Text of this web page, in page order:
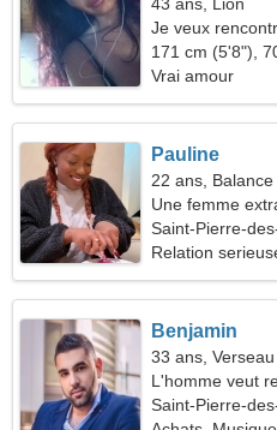
Je veux
171 cm (5'8"),
Vrai amour
Pauline
22 ans, Balance
Une femme
Saint-Pierre-
Relation
Benjamin
33 ans, Verseau
L'homme veut
Saint-Pierre-